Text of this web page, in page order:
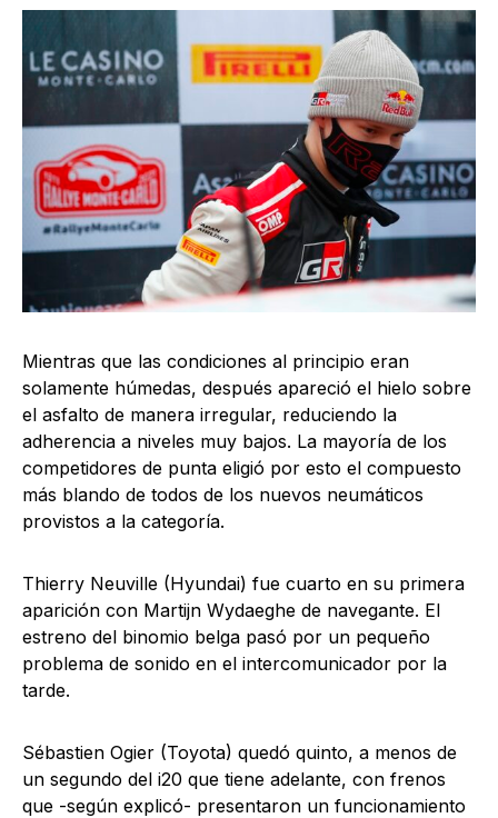
Mientras que las condiciones al principio eran
solamente húmedas, después apareció el hielo sobre
el asfalto de manera irregular, reduciendo la
adherencia a niveles muy bajos. La mayoría de los
competidores de punta eligió por esto el compuesto
más blando de todos de los nuevos neumáticos
provistos a la categoría.
Thierry Neuville (Hyundai) fue cuarto en su primera
aparición con Martijn Wydaeghe de navegante. El
estreno del binomio belga pasó por un pequeño
problema de sonido en el intercomunicador por la
tarde.
Sébastien Ogier (Toyota) quedó quinto, a menos de
un segundo del i20 que tiene adelante, con frenos
que -según explicó- presentaron un funcionamiento